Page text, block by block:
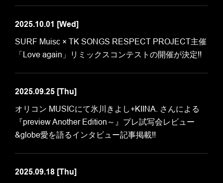
2025.10.01 [Wed]
SURF Muisc × TK SONGS RESPECT PROJECT主催
「Love again」リミックスコンテストの開催が決定!!
2025.09.25 [Thu]
オリコン MUSICにて氷川きよし+KIINA. さんによる
『preview Another Edition～』プレ試写会レビュー
&globe愛を語るインタビュー記事掲載!!
2025.09.18 [Thu]